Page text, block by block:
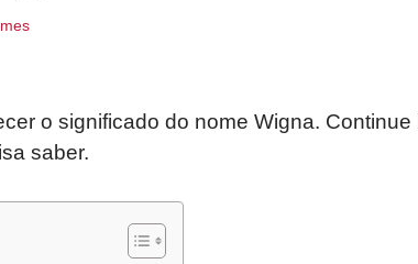
o significado do nome Wigna. Continue
saber.